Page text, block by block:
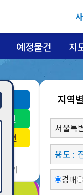
예정물건 지
인
로그인
기
지역
용도 :
경매